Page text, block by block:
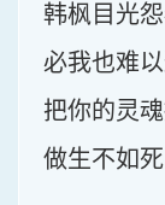
韩枫目光
必我也难
把你的灵
做生不如